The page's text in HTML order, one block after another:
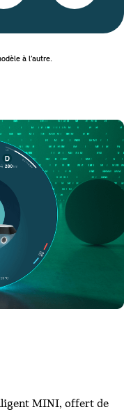
à l’autre.
MINI, offert de